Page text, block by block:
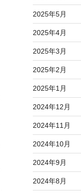
2025年5月
2025年4月
2025年3月
2025年2月
2025年1月
2024年12月
2024年11月
2024年10月
2024年9月
2024年8月